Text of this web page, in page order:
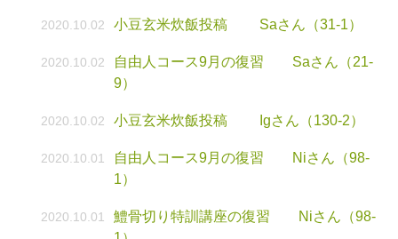
2020.10.02 小豆玄米炊飯投稿 Saさん（31-1）
2020.10.02
自由人コース9月の復習 Saさん（21-
9）
2020.10.02 小豆玄米炊飯投稿 Igさん（130-2）
2020.10.01
自由人コース9月の復習 Niさん（98-
1）
2020.10.01
鱧骨切り特訓講座の復習 Niさん（98-